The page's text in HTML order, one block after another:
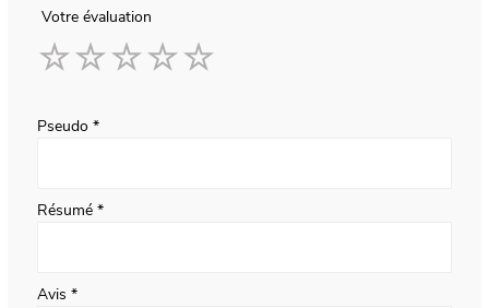
Votre évaluation
Pseudo
Résumé
Avis